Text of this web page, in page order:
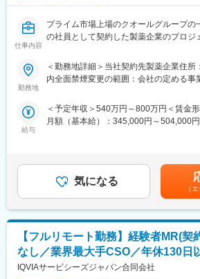
変更の範囲：会社の定める業務
(1)充実した教育体制：
・製品研修（約2週間～2ヶ月、プロジ
研修を受けていただきます。
・継続教育：入社時に配属先の製薬会社
ム、CNS専門育成プログラムなどがあ
しています。
や面談のほか、必要に応じて素早くバッ
として結果を出せるように万全のサポー
(3)豊富なプロジェクト数、50社を超え
業他社と比較しても、多くのプロジェク
験を活かしていただくことが可能です。
年代のMRの方が活躍されています。
変更の範囲：会社の定める業務
仕事内容
プライム市場上場のクオールグループの
の社員として契約した製薬企業のプロジ
ックメーカーなどプロジェクトは多岐
経験を活かせる環境が整っています。
用情報を収集を行っていただきます。
・新薬のプロモーション
※プロジェクトマネージャー、スーパー
活動についてフォローを受けられる環境
し、素早くフォローができる体制をとっ
■組織：約600名のコントラクトMRが在
じめ、役員クラスが元MR出身のため
就業について力を入れている企業です。
■特徴：
(1)充実した教育体制：
・製品研修（約2週間～2ヶ月、プロジェ
勤務地
＜勤務地詳細＞当社契約先製薬企業住所
内全面禁煙変更の範囲：会社の定める事
給与
＜予定年収＞540万円～800万円＜賃金
月額（基本給）：345,000円～504,000
す。※その他の手当は「待遇・福利厚生
給：年1回★頑張りに応じて年収UP★赴
年収をUPできます。（年2回業績給改定
の金額であり、選考を通じて上下する可
額)は固定手当を含めた表記です。
気になる
（
【フルリモート勤務】経験者MR(契
なし／業界最大手CSO／年休130日
IQVIAサービシーズジャパン合同会社